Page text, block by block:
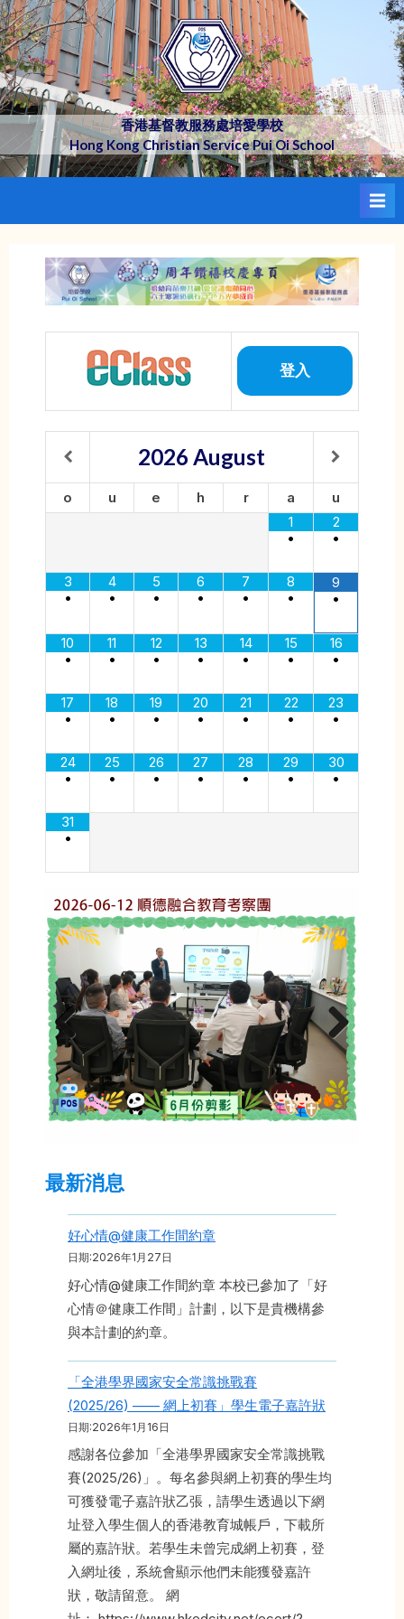
Skip
to
content
香港基督教服務處培愛學校
Hong Kong Christian Service Pui Oi School
登入
2026 August
o u e h r a
u
1
•
2
•
3
•
4
•
5
•
6
•
7
•
8
•
9
•
10
•
11
•
12
•
13
•
14
•
15
•
16
•
17
•
18
•
19
•
20
•
21
•
22
•
23
•
24
•
25
•
26
•
27
•
28
•
29
•
30
•
31
•
Previ
ous
Next
最新消息
好心情@健康工作間約章
日期:2026年1月27日
好心情@健康工作間約章 本校已參加了「好
心情＠健康工作間」計劃，以下是貴機構參
與本計劃的約章。
「全港學界國家安全常識挑戰賽
(2025/26) —— 網上初賽」學生電子嘉許狀
日期:2026年1月16日
感謝各位參加「全港學界國家安全常識挑戰
賽(2025/26)」。每名參與網上初賽的學生均
可獲發電子嘉許狀乙張，請學生透過以下網
址登入學生個人的香港教育城帳戶，下載所
屬的嘉許狀。若學生未曾完成網上初賽，登
入網址後，系統會顯示他們未能獲發嘉許
狀，敬請留意。 網